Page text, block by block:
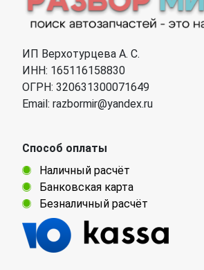
ИП Верхотурцева А. С.
ИНН: 165116158830
ОГРН: 320631300071649
Email: razbormir@yandex.ru
Способ оплаты
Наличный расчёт
Банковская карта
Безналичный расчёт